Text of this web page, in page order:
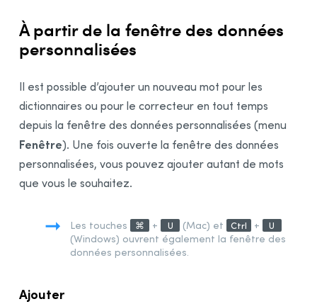
À partir de la fenêtre des données
personnalisées
Il est possible d’ajouter un nouveau mot pour les
dictionnaires ou pour le correcteur en tout temps
depuis la fenêtre des données personnalisées (menu
Fenêtre). Une fois ouverte la fenêtre des données
personnalisées, vous pouvez ajouter autant de mots
que vous le souhaitez.
Les touches ⌘ + U (Mac) et Ctrl + U
(Windows) ouvrent également la fenêtre des
données personnalisées.
Ajouter